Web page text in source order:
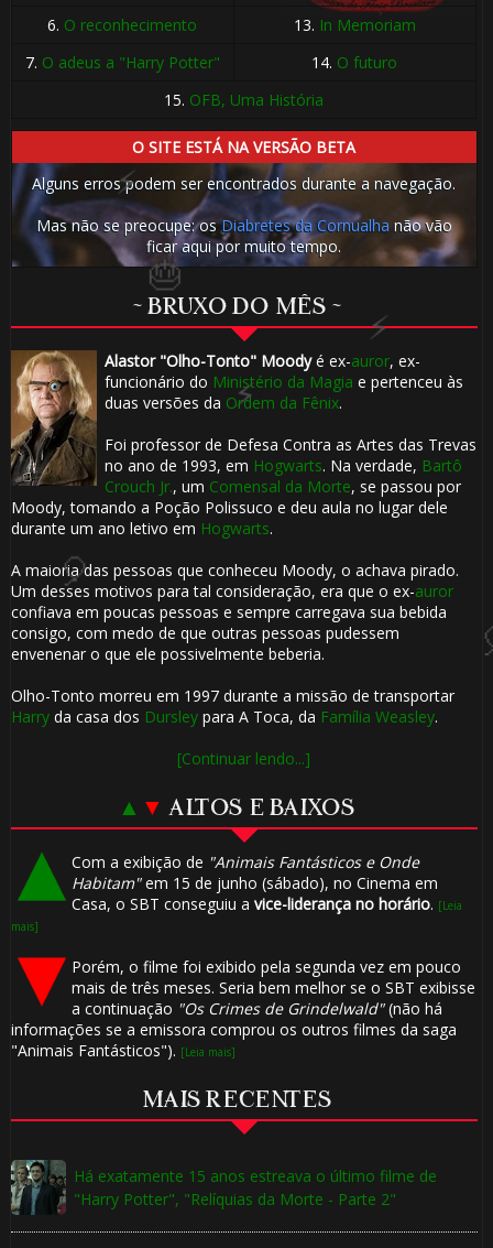
6. O reconhecimento 13. In Memoriam
7. O adeus a "Harry Potter" 14. O futuro
15. OFB, Uma História
O SITE ESTÁ NA VERSÃO BETA
Alguns erros podem ser encontrados durante a navegação.
Mas não se preocupe: osDiabretes da Cornualha não vão
ficar aqui por muito tempo.
~ BRUXO DO MÊS ~
Alastor "Olho-Tonto" Moodyé ex-auror, ex-
funcionário do Ministério da Magia e pertenceu às
duas versões da Ordem da Fênix.
Foi professor de Defesa Contra as Artes das Trevas
no ano de 1993, em Hogwarts. Na verdade, Bartô
Crouch Jr., um Comensal da Morte, se passou por
Moody, tomando a Poção Polissuco e deu aula no lugar dele
durante um ano letivo em Hogwarts.
A maioria das pessoas que conheceu Moody, o achava pirado.
Um desses motivos para tal consideração, era que o ex-auror
confiava em poucas pessoas e sempre carregava sua bebida
consigo, com medo de que outras pessoas pudessem
envenenar o que ele possivelmente beberia.
Olho-Tonto morreu em 1997 durante a missão de transportar
Harryda casa dos Dursleypara A Toca, da Família Weasley.
[Continuar lendo...]
▲ ▼ ALTOS E BAIXOS
Com a exibição de "Animais Fantásticos e Onde
Habitam"em 15 de junho (sábado), no Cinema em
Casa, o SBT conseguiu a vice-liderança no horário. [Leia
mais]
Porém, o filme foi exibido pela segunda vez em pouco
mais de três meses. Seria bem melhor se o SBT exibisse
a continuação "Os Crimes de Grindelwald"(não há
informações se a emissora comprou os outros filmes da saga
"Animais Fantásticos"). [Leia mais]
MAIS RECENTES
Há exatamente 15 anos estreava o último filme de
"Harry Potter", "Relíquias da Morte - Parte 2"
1️⃣ 8️⃣
8️⃣ 🎈
1️⃣ 8️⃣
⚡
1️⃣
8️⃣
1️⃣ 8️⃣
⚡